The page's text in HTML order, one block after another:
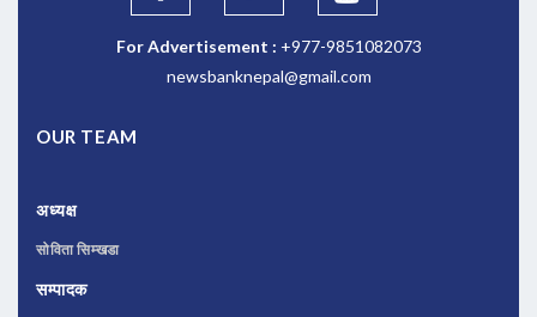
For Advertisement : +977-9851082073
newsbanknepal@gmail.com
OUR TEAM
अध्यक्ष
सोविता सिम्खडा
सम्पादक